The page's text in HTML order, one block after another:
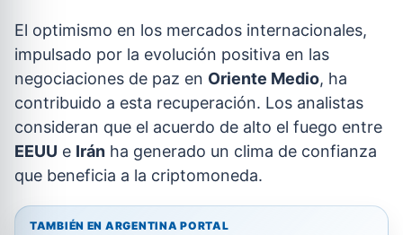
El optimismo en los mercados internacionales,
impulsado por la evolución positiva en las
negociaciones de paz en Oriente Medio, ha
contribuido a esta recuperación. Los analistas
consideran que el acuerdo de alto el fuego entre
EEUU e Irán ha generado un clima de confianza
que beneficia a la criptomoneda.
TAMBIÉN EN ARGENTINA PORTAL